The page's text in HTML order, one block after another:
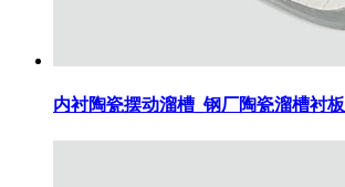
内衬陶瓷摆动溜槽_钢厂陶瓷溜槽衬板